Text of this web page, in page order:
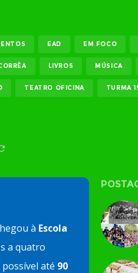
EAD EM FOCO
LIVROS MÚSICA
TEATRO OFICINA TURMA
à Escola
a quatro
possível até 90